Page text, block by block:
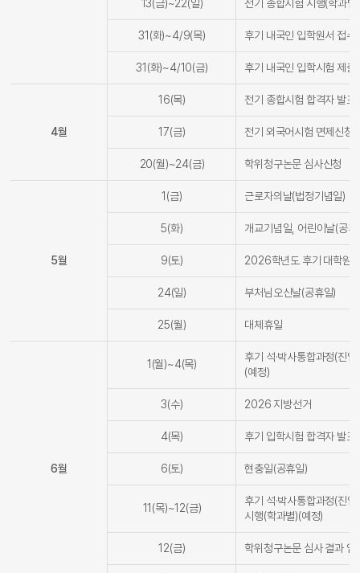
13(금)~22(일) 전기 종합시험 시행(학과별
31(화)~4/9(목) 후기 내국인 입학원서 접수
31(화)~4/10(금) 후기 내국인 입학시험 제출
4월
16(목) 전기 종합시험 합격자 발표
17(금) 전기 외국어시험 면제신청
20(월)~24(금) 학위청구논문 심사신청
5월
1(금) 근로자의날(법정기념일)
5(화) 개교기념일, 어린이날(공휴
9(토) 2026학년도 후기 대학원
24(일) 부처님오신날(공휴일)
25(월) 대체휴일
6월
1(월)~4(목)
후기 석·박사통합과정(진
(예정)
3(수) 2026 지방선거
4(목) 후기 입학시험 합격자 발표
6(토) 현충일(공휴일)
11(목)~12(금)
후기 석·박사통합과정(진
시행(학과별)(예정)
12(금) 학위청구논문 심사 결과 입